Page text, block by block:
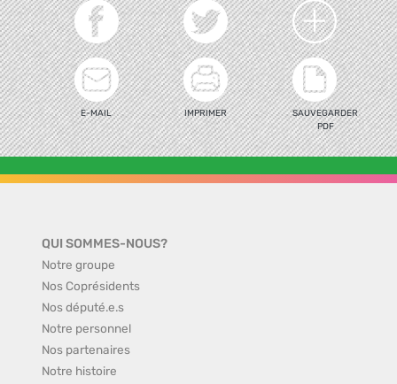
E-MAIL IMPRIMER
SAUVEGARDER
PDF
QUI SOMMES-NOUS?
Notre groupe
Nos Coprésidents
Nos député.e.s
Notre personnel
Nos partenaires
Notre histoire